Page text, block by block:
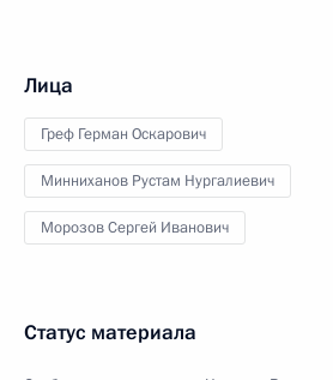
Лица
Греф Герман Оскарович
Минниханов Рустам Нургалиевич
Морозов Сергей Иванович
Статус материала